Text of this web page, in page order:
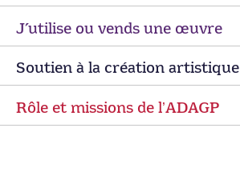
J’utilise ou vends une œuvre
Soutien à la création artistique
Rôle et missions de lʼADAGP